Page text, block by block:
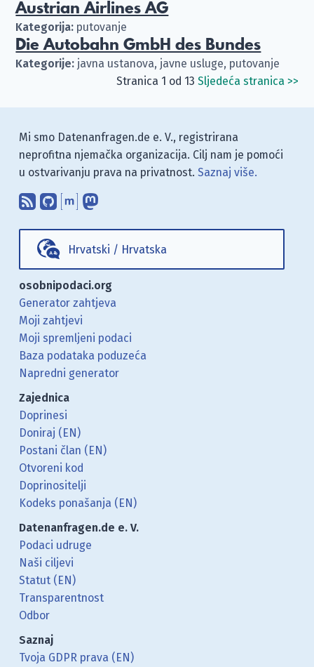
Austrian Airlines AG
Kategorija: putovanje
Die Autobahn GmbH des Bundes
Kategorije: javna ustanova, javne usluge, putovanje
Stranica 1 od 13 Sljedeća stranica >>
Mi smo Datenanfragen.de e. V., registrirana
neprofitna njemačka organizacija. Cilj nam je pomoći
u ostvarivanju prava na privatnost.Saznaj više.
Pretplati se na naš blog koristeći
Pronađi nas na GitHubu.
Raspravljaj s nama putem
Hrvatski / Hrvatska
osobnipodaci.org
Generator zahtjeva
Moji zahtjevi
Moji spremljeni podaci
Baza podataka poduzeća
Napredni generator
Zajednica
Doprinesi
Doniraj (EN)
Postani član (EN)
Otvoreni kod
Doprinositelji
Kodeks ponašanja (EN)
Datenanfragen.de e. V.
Podaci udruge
Naši ciljevi
Statut (EN)
Transparentnost
Odbor
Saznaj
Tvoja GDPR prava (EN)